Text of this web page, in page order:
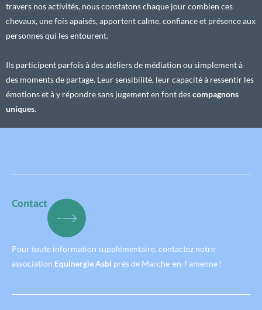
travers nos activités, nous constatons chaque jour combien ces
chevaux, une fois apaisés, apportent calme, confiance et présence aux
personnes qui les entourent.
Ils participent parfois à des ateliers de médiation ou simplement à
des moments de partage. Leur sensibilité, leur capacité à ressentir les
émotions et à y répondre sans jugement en font descompagnons
uniques.
Contact
Pour toute information supplémentaire, contactez notre
association Equinergie Asbl près de Marche-en-Famenne !